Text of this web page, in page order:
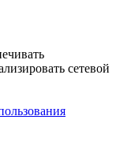
сетевой